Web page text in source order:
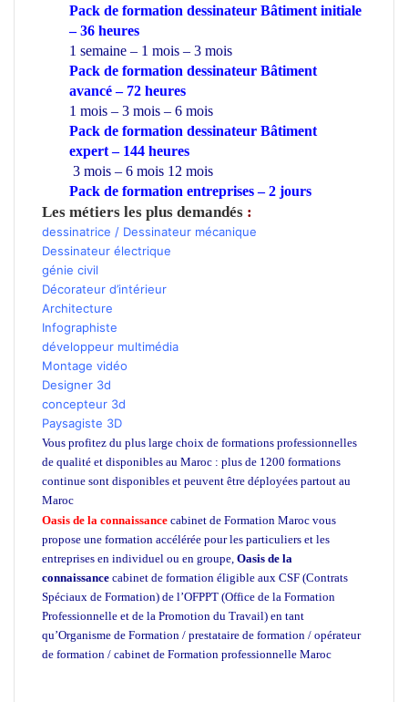
Pack de formation dessinateur Bâtiment initiale
– 36 heures
1 semaine – 1 mois – 3 mois
Pack de formation dessinateur Bâtiment
avancé – 72 heures
1 mois – 3 mois – 6 mois
Pack de formation dessinateur Bâtiment
expert – 144 heures
3 mois – 6 mois 12 mois
Pack de formation entreprises– 2 jours
Les métiers les plus demandés :
dessinatrice / Dessinateur mécanique
Dessinateur électrique
génie civil
Décorateur d’intérieur
Architecture
Infographiste
développeur multimédia
Montage vidéo
Designer 3d
concepteur 3d
Paysagiste 3D
Vous profitez du plus large choix de formations professionnelles
de qualité et disponibles au Maroc : plus de 1200 formations
continue sont disponibles et peuvent être déployées partout au
Maroc
Oasis de la connaissance cabinet de Formation Maroc vous
propose une formation accélérée pour les particuliers et les
entreprises en individuel ou en groupe, Oasis de la
connaissance cabinet de formation éligible aux CSF (Contrats
Spéciaux de Formation) de l’OFPPT (Office de la Formation
Professionnelle et de la Promotion du Travail) en tant
qu’Organisme de Formation / prestataire de formation / opérateur
de formation / cabinet de Formation professionnelle Maroc